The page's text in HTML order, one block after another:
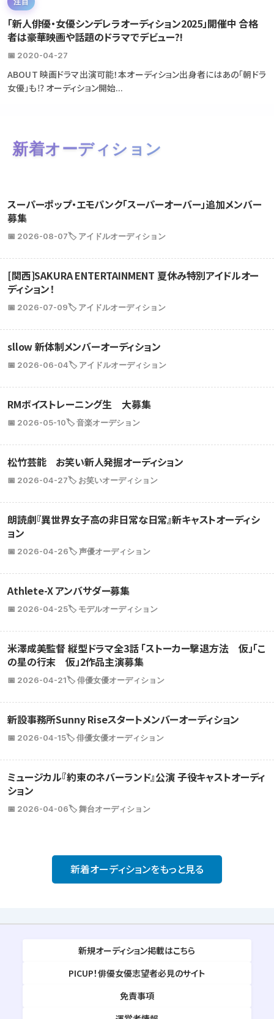
「新人俳優・女優シンデレラオーディション2025」開催中 合格
者は豪華映画や話題のドラマでデビュー?!
📅 2020-04-27
ABOUT 映画ドラマ出演可能！本オーディション出身者にはあの「朝ドラ
女優」も⁉ オーディション開始...
新着オーディション
スーパーポップ・エモパンク「スーパーオーバー」追加メンバー
募集
📅 2026-08-07🏷️ アイドルオーディション
[関西]SAKURA ENTERTAINMENT 夏休み特別アイドルオー
ディション！
📅 2026-07-09🏷️ アイドルオーディション
sllow 新体制メンバーオーディション
📅 2026-06-04🏷️ アイドルオーディション
RMボイストレーニング生 大募集
📅 2026-05-10🏷️ 音楽オーデション
松竹芸能 お笑い新人発掘オーディション
📅 2026-04-27🏷️ お笑いオーディション
朗読劇『異世界女子高の非日常な日常』新キャストオーディシ
ョン
📅 2026-04-26🏷️ 声優オーディション
Athlete-X アンバサダー募集
📅 2026-04-25🏷️ モデルオーディション
米澤成美監督 縦型ドラマ全3話 「ストーカー撃退方法 仮」「こ
の星の行末 仮」2作品主演募集
📅 2026-04-21🏷️ 俳優女優オーディション
新設事務所Sunny Riseスタートメンバーオーディション
📅 2026-04-15🏷️ 俳優女優オーディション
ミュージカル『約束のネバーランド』公演 子役キャストオーディ
ション
📅 2026-04-06🏷️ 舞台オーディション
新着オーディションをもっと見る
新規オーディション掲載はこちら
PICUP！俳優女優志望者必見のサイト
免責事項